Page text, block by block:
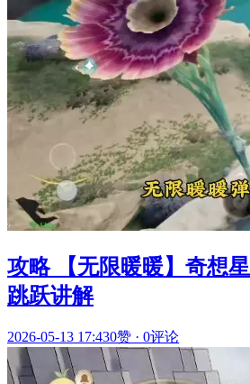
攻略 【无限暖暖】奇想
跳跃讲解
2026-05-13 17:430赞 · 0评论